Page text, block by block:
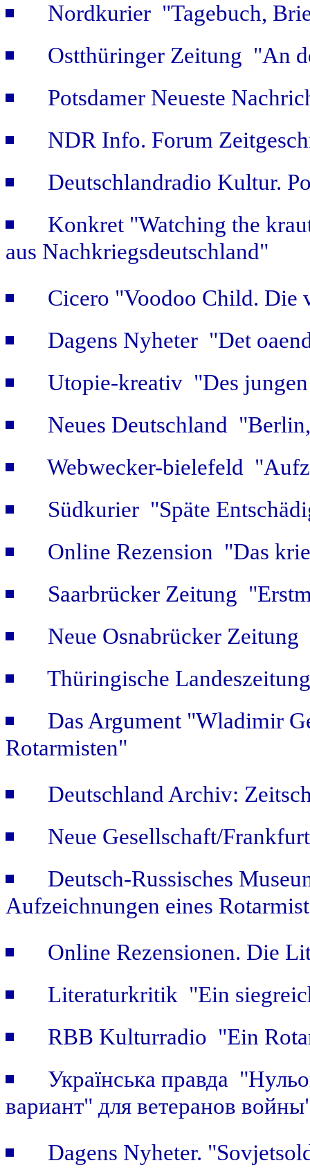
Nordkurier "Tagebuch,
Ostthüringer Zeitung "An
Potsdamer Neueste
NDR Info. Forum
Deutschlandradio Kultur.
Konkret "Watching the
aus Nachkriegsdeutschland"
Cicero "Voodoo Child. Die
Dagens Nyheter "Det
Utopie-kreativ "Des
Neues Deutschland
Webwecker-bielefeld
Südkurier "Späte
Online Rezension "Das
Saarbrücker Zeitung
Neue Osnabrücker
Thüringische
Das Argument "Wladimir
Rotarmisten"
Deutschland Archiv:
Neue Gesellschaft/
Deutsch-Russisches
Aufzeichnungen eines
Online Rezensionen. Die
Literaturkritik "Ein
RBB Kulturradio "Ein
Українська правда
вариант" для ветеранов
Dagens Nyheter.